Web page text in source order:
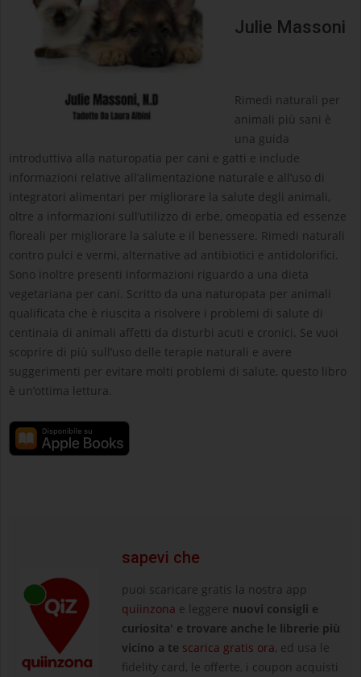
Julie Massoni
Rimedi naturali per
animali più sani è
una guida
introduttiva alla naturopatia per cani e gatti e include
informazioni relative all’alimentazione naturale e all’uso di
integratori alimentari per migliorare la salute degli animali,
oltre a informazioni sull’utilizzo di erbe, omeopatia ed essenze
floreali per migliorare la salute e il benessere. Rimedi naturali
contro pulci e vermi, alternative ad antibiotici e antidolorifici.
Sono inoltre presenti informazioni riguardo a una dieta
vegetariana per cani. Scritto da una naturopata per animali
qualificata che è riuscita a risolvere i problemi di salute di
centinaia di animali affetti da disturbi acuti e cronici. Se vuoi
scoprire di più sull’uso delle terapie naturali e avere
suggerimenti per evitare molti problemi di salute, questo libro
è un’ottima lettura.
sapevi che
puoi scaricare gratis la nostra app
quiinzona e leggere nuovi consigli e
curiosita' e trovare anche le librerie più
vicino a te scarica gratis ora, ed usa le
fidelity card, le offerte, i coupon acquisti